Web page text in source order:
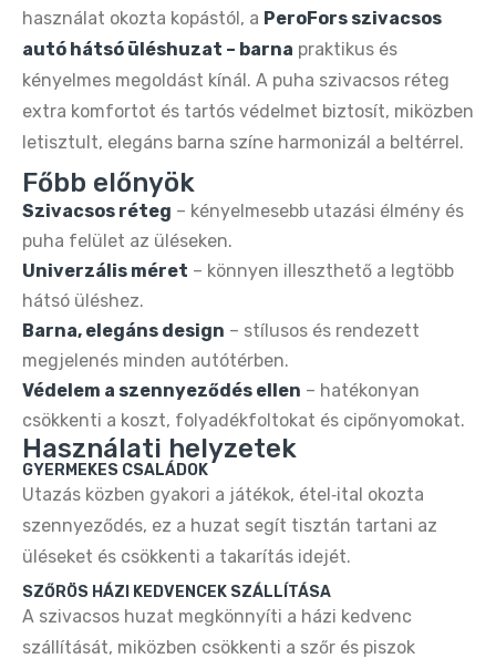
használat okozta kopástól, a PeroFors szivacsos
autó hátsó üléshuzat – barna praktikus és
kényelmes megoldást kínál. A puha szivacsos réteg
extra komfortot és tartós védelmet biztosít, miközben
letisztult, elegáns barna színe harmonizál a beltérrel.
Főbb előnyök
Szivacsos réteg – kényelmesebb utazási élmény és
puha felület az üléseken.
Univerzális méret – könnyen illeszthető a legtöbb
hátsó üléshez.
Barna, elegáns design – stílusos és rendezett
megjelenés minden autótérben.
Védelem a szennyeződés ellen – hatékonyan
csökkenti a koszt, folyadékfoltokat és cipőnyomokat.
Használati helyzetek
GYERMEKES CSALÁDOK
Utazás közben gyakori a játékok, étel‑ital okozta
szennyeződés, ez a huzat segít tisztán tartani az
üléseket és csökkenti a takarítás idejét.
SZŐRÖS HÁZI KEDVENCEK SZÁLLÍTÁSA
A szivacsos huzat megkönnyíti a házi kedvenc
szállítását, miközben csökkenti a szőr és piszok